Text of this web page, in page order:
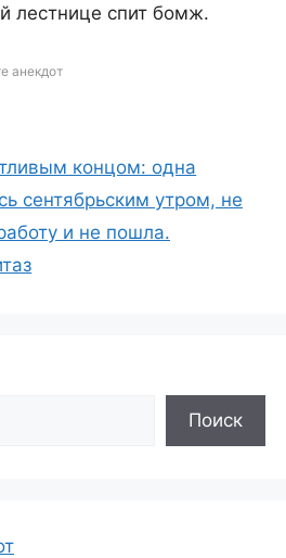
лестнице спит бомж.
анекдот
концом: одна
сентябрьским утром, не
и не пошла.
Поиск